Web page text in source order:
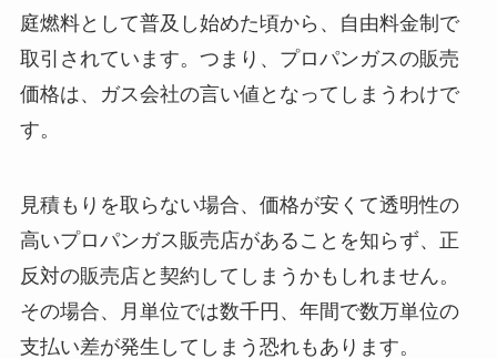
庭燃料として普及し始めた頃から、自由料金制で
取引されています。つまり、プロパンガスの販売
価格は、ガス会社の言い値となってしまうわけで
す。
見積もりを取らない場合、価格が安くて透明性の
高いプロパンガス販売店があることを知らず、正
反対の販売店と契約してしまうかもしれません。
その場合、月単位では数千円、年間で数万単位の
支払い差が発生してしまう恐れもあります。